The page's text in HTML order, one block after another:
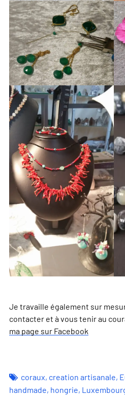
Je travaille également sur
contacter et à vous tenir au
ma page sur Facebook
coraux, creation artisanale,
handmade, hongrie,